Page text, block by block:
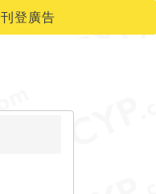
刊登廣告